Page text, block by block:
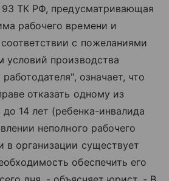
ТК РФ, предусматривающая
рабочего времени и
с пожеланиями
условий производства
означает, что
отказать одному из
14 лет (ребенка-инвалида
неполного рабочего
в организации существует
обеспечить его